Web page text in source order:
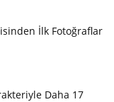
İlk Fotoğraflar
Daha 17